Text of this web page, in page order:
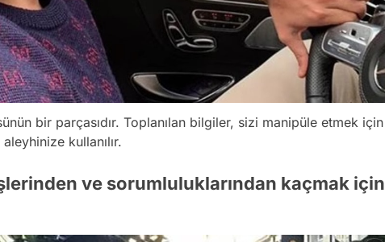
bir parçasıdır. Toplanılan bilgiler, sizi manipüle etmek için
kullanılır.
ve sorumluluklarından kaçmak için